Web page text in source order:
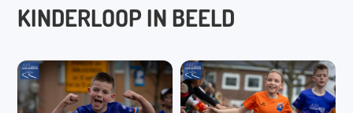
KINDERLOOP IN BEELD